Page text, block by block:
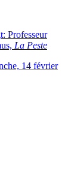
Professeur
La Peste
14 février